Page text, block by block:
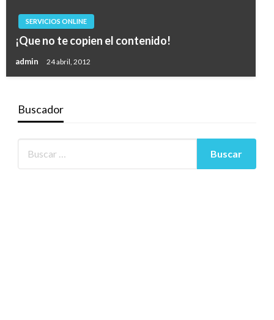
SERVICIOS ONLINE
¡Que no te copien el contenido!
admin 24 abril, 2012
Buscador